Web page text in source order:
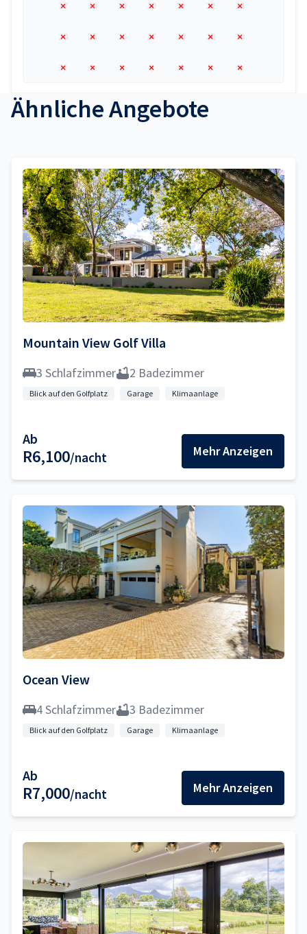
17 18 19 20 21 22 23
24 25 26 27 28 29 30
31 1 2 3 4 5 6
Ähnliche Angebote
Mountain View Golf Villa
3 Schlafzimmer 2 Badezimmer
Blick auf den Golfplatz Garage Klimaanlage
Ab
R6,100/nacht Mehr Anzeigen
Ocean View
4 Schlafzimmer 3 Badezimmer
Blick auf den Golfplatz Garage Klimaanlage
Ab
R7,000/nacht Mehr Anzeigen